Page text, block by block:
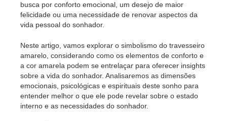
busca por conforto emocional, um desejo de maior
felicidade ou uma necessidade de renovar aspectos da
vida pessoal do sonhador.
Neste artigo, vamos explorar o simbolismo do travesseiro
amarelo, considerando como os elementos de conforto e
a cor amarela podem se entrelaçar para oferecer insights
sobre a vida do sonhador. Analisaremos as dimensões
emocionais, psicológicas e espirituais deste sonho para
entender melhor o que ele pode revelar sobre o estado
interno e as necessidades do sonhador.